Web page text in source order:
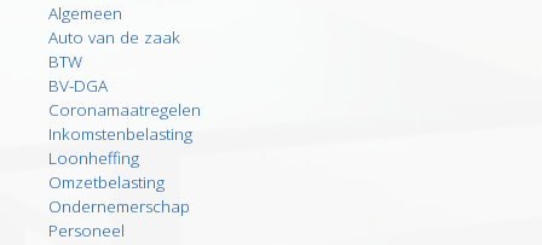
Algemeen
Auto van de zaak
BTW
BV-DGA
Coronamaatregelen
Inkomstenbelasting
Loonheffing
Omzetbelasting
Ondernemerschap
Personeel